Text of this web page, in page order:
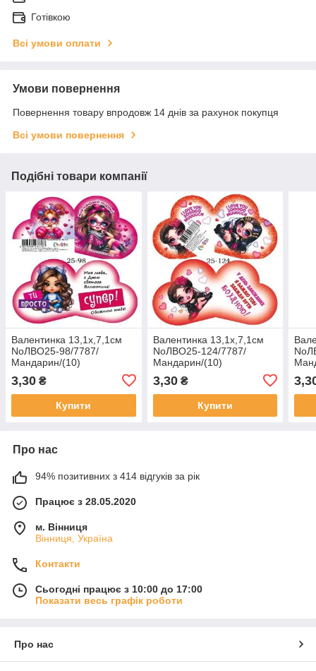
Готівкою
Всі умови оплати
Умови повернення
Повернення товару впродовж 14 днів за рахунок покупця
Всі умови повернення
Подібні товари компанії
Валентинка 13,1х,7,1см
NoЛВО25-98/7787/
Мандарин/(10)
3,30 ₴
Купити
Валентинка 13,1х,7,1см
NoЛВО25-124/7787/
Мандарин/(10)
3,30₴
Купити
Про нас
94% позитивних з 414 відгуків за рік
Працює з 28.05.2020
м. Вінниця
Вінниця, Україна
Контакти
Сьогодні працює з 10:00 до 17:00
Показати весь графік роботи
Про нас